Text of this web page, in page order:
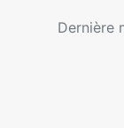
Dernière